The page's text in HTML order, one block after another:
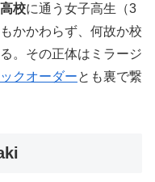
校に通う女子高生（3
かかわらず、何故か校
。その正体はミラージ
クオーダーとも裏で繋